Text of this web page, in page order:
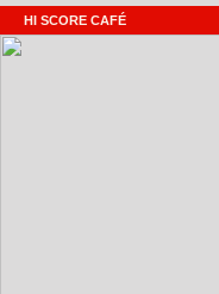
HI SCORE CAFÉ